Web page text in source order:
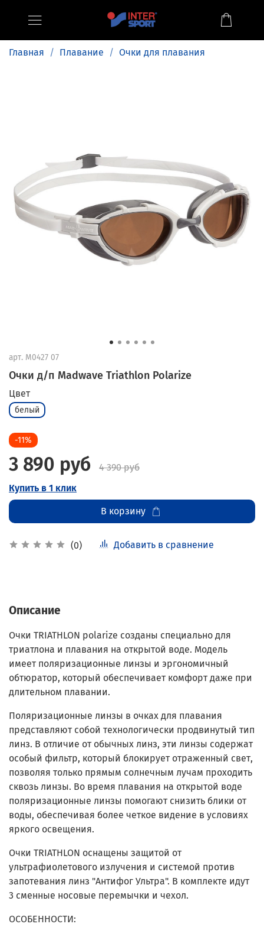
Главная Плавание Очки для плавания
арт. M0427 07
Очки д/п Madwave Triathlon Polarize
(0) Добавить в сравнение
Цвет
белый
-11%
3 890 руб
4 390 руб
Купить в 1 клик
В корзину
Описание
Очки TRIATHLON polarize созданы специально для
триатлона и плавания на открытой воде. Модель
имеет поляризационные линзы и эргономичный
обтюратор, который обеспечивает комфорт даже при
длительном плавании.
Поляризационные линзы в очках для плавания
представляют собой технологически продвинутый тип
линз. В отличие от обычных линз, эти линзы содержат
особый фильтр, который блокирует отраженный свет,
позволяя только прямым солнечным лучам проходить
сквозь линзы. Во время плавания на открытой воде
поляризационные линзы помогают снизить блики от
воды, обеспечивая более четкое видение в условиях
яркого освещения.
Очки TRIATHLON оснащены защитой от
ультрафиолетового излучения и системой против
запотевания линз "Антифог Ультра". В комплекте идут
3 сменные носовые перемычки и чехол.
ОСОБЕННОСТИ: